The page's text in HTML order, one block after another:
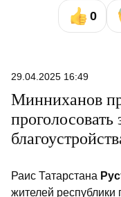
0
29.04.2025 16:49
Минниханов
Раис Татарстана
жителей республики